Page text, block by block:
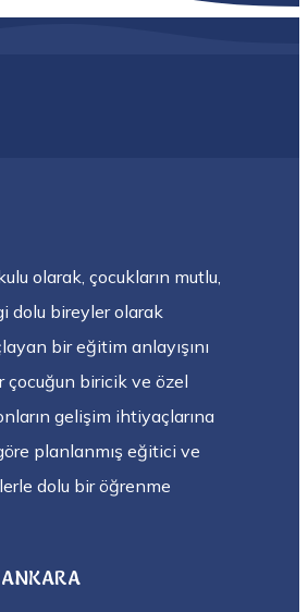
olarak, çocukların mutlu,
dolu bireyler olarak
bir eğitim anlayışını
çocuğun biricik ve özel
gelişim ihtiyaçlarına
planlanmış eğitici ve
dolu bir öğrenme